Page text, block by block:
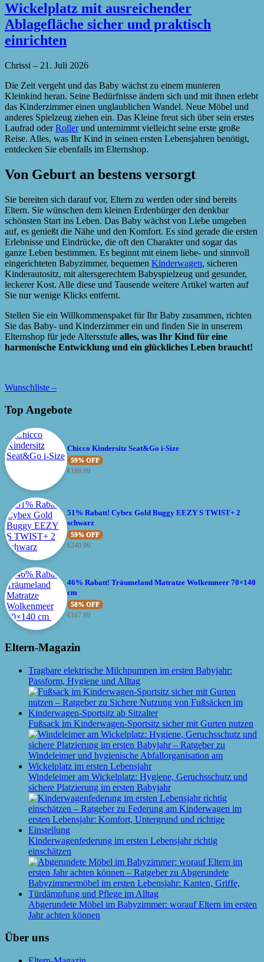
Wickelplatz mit ausreichender
Ablagefläche sicher und praktisch
einrichten
Chrissi – 21. Juli 2026
Die Zeit vergeht und das Baby wächst zu einem munteren
Kleinkind heran. Seine Bedürfnisse ändern sich und mit ihnen erlebt
das Kinderzimmer einen unglaublichen Wandel. Neue Möbel und
anderes Spielzeug ziehen ein. Das Kleine freut sich über sein erstes
Laufrad oderRollerund unternimmt vielleicht seine erste große
Reise. Alles, was Ihr Kind in seinen ersten Lebensjahren benötigt,
entdecken Sie ebenfalls im Elternshop.
Von Geburt an bestens versorgt
Sie bereiten sich darauf vor, Eltern zu werden oder sind bereits
Eltern. Sie wünschen dem kleinen Erdenbürger den denkbar
schönsten Start ins Leben. Das Baby wächst von Liebe umgeben
auf, es genießt die Nähe und den Komfort. Es sind gerade die ersten
Erlebnisse und Eindrücke, die oft den Charakter und sogar das
ganze Leben bestimmen. Es beginnt mit einem liebe- und sinnvoll
eingerichteten Babyzimmer, bequemen Kinderwagen, sicheren
Kinderautositz, mit altersgerechtem Babyspielzeug und gesunder,
leckerer Kost. Alle diese und Tausende weitere Artikel warten auf
Sie nur wenige Klicks entfernt.
Stellen Sie ein Willkommenspaket für Ihr Baby zusammen, richten
Sie das Baby- und Kinderzimmer ein und finden Sie in unserem
Elternshop für jede Altersstufe alles, was Ihr Kind für eine
harmonische Entwicklung und ein glückliches Leben braucht!
Wunschliste –
Top Angebote
Chicco Kindersitz Seat&Go i-Size
59% OFF
€189.99
51% Rabatt! Cybex Gold Buggy EEZY S TWIST+ 2
schwarz
59% OFF
€340.99
46% Rabatt! Träumeland Matratze Wolkenmeer 70×140
cm
58% OFF
€167.99
Eltern-Magazin
Tragbare elektrische Milchpumpen im ersten Babyjahr:
Passform, Hygiene und Alltag
Fußsack im Kinderwagen-Sportsitz sicher mit Gurten nutzen
Windeleimer am Wickelplatz: Hygiene, Geruchsschutz und
sichere Platzierung im ersten Babyjahr
Kinderwagenfederung im ersten Lebensjahr richtig
einschätzen
Abgerundete Möbel im Babyzimmer: worauf Eltern im ersten
Jahr achten können
Über uns